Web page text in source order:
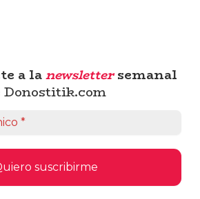
a lanewslettersemanal
Donostitik.com